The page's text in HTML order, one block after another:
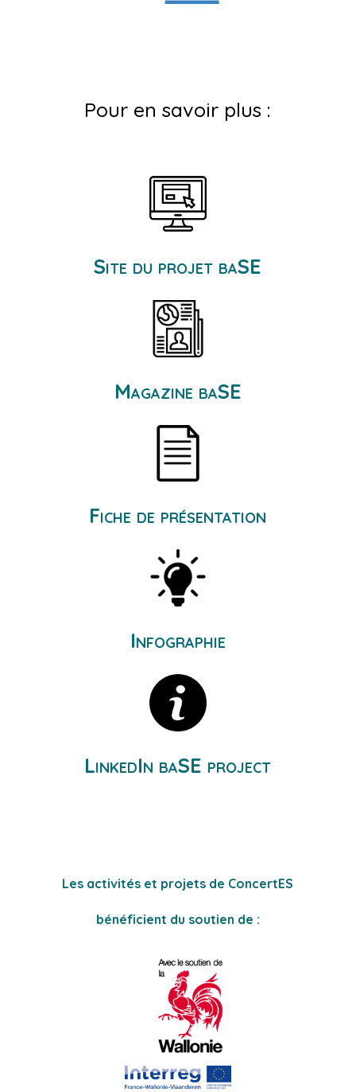
Pour en savoir plus :
Site du projet baSE
Magazine baSE
Fiche de présentation
Infographie
LinkedIn baSE project
Les activités et projets de ConcertES
bénéficient du soutien de :